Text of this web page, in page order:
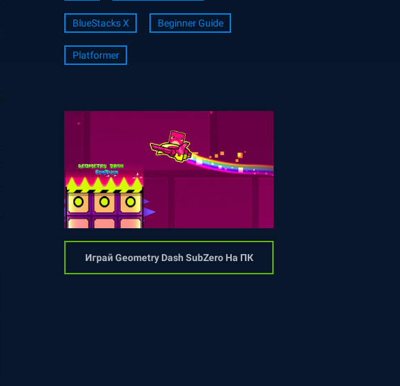
BlueStacks X Beginner Guide
Platformer
Играй Geometry Dash SubZero На ПК